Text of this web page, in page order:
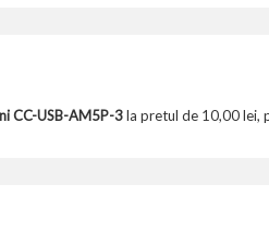
CC-USB-AM5P-3la pretul de 10,00 lei,